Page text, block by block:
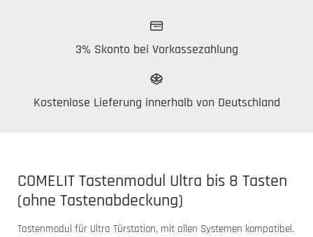
3% Skonto bei Vorkassezahlung
Kostenlose Lieferung innerhalb von Deutschland
COMELIT Tastenmodul Ultra bis 8 Tasten
(ohne Tastenabdeckung)
Tastenmodul für Ultra Türstation, mit allen Systemen kompatibel.